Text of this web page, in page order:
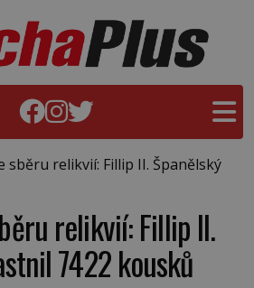
sběru relikvií: Fillip II. Španělský
relikvií: Fillip II.
7422 kousků